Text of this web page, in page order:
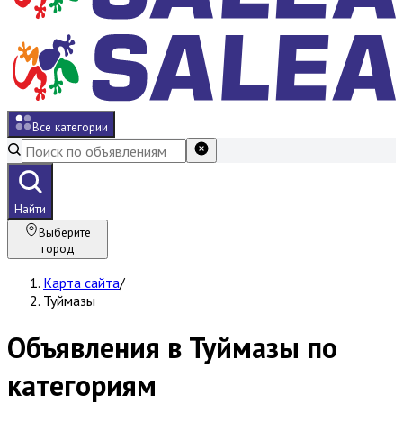
Все категории
Найти
Выберите
город
Карта сайта/
Туймазы
Объявления в Туймазы по
категориям